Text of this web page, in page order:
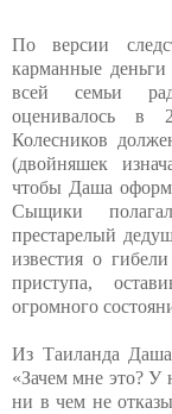
По версии
карманные деньги
всей семьи
оценивалось в
Колесников
(двойняшек
чтобы Даша
Сыщики
престарелый
известия о
приступа,
огромного
Из Таиланда
«Зачем мне это?
ни в чем не